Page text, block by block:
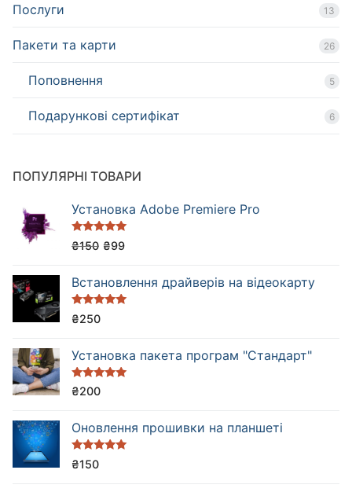
Послуги 13
Пакети та карти 26
Поповнення 5
Подарункові сертифікат 6
ПОПУЛЯРНІ ТОВАРИ
Установка Adobe Premiere Pro
Оцінено в
5.00з 5
₴150 ₴99
Встановлення драйверів на відеокарту
Оцінено в
5.00з 5
₴250
Установка пакета програм "Стандарт"
Оцінено в
5.00з 5
₴200
Оновлення прошивки на планшеті
Оцінено в
5.00з 5
₴150